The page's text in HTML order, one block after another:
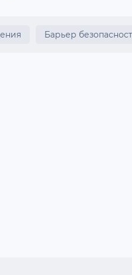
Барьер